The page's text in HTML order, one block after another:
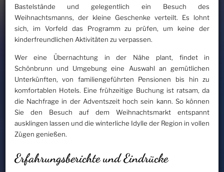
Bastelstände und gelegentlich ein Besuch des
Weihnachtsmanns, der kleine Geschenke verteilt. Es lohnt
sich, im Vorfeld das Programm zu prüfen, um keine der
kinderfreundlichen Aktivitäten zu verpassen.
Wer eine Übernachtung in der Nähe plant, findet in
Schönbrunn und Umgebung eine Auswahl an gemütlichen
Unterkünften, von familiengeführten Pensionen bis hin zu
komfortablen Hotels. Eine frühzeitige Buchung ist ratsam, da
die Nachfrage in der Adventszeit hoch sein kann. So können
Sie den Besuch auf dem Weihnachtsmarkt entspannt
ausklingen lassen und die winterliche Idylle der Region in vollen
Zügen genießen.
Erfahrungsberichte und Eindrücke